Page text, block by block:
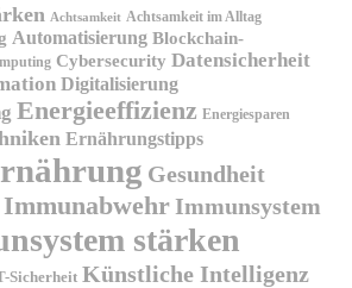
Achtsamkeit Achtsamkeit im Alltag
Automatisierung Blockchain-
Cybersecurity Datensicherheit
Digitalisierung
Energieeffizienz Energiesparen
Ernährungstipps
Gesundheit
Immunabwehr Immunsystem
stärken
Sicherheit Künstliche Intelligenz